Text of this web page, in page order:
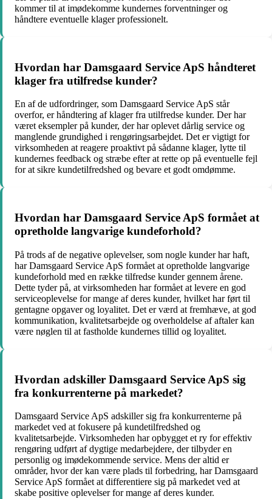
kommer til at imødekomme kundernes forventninger og
håndtere eventuelle klager professionelt.
Hvordan har Damsgaard Service ApS håndteret
klager fra utilfredse kunder?
En af de udfordringer, som Damsgaard Service ApS står
overfor, er håndtering af klager fra utilfredse kunder. Der har
været eksempler på kunder, der har oplevet dårlig service og
manglende grundighed i rengøringsarbejdet. Det er vigtigt for
virksomheden at reagere proaktivt på sådanne klager, lytte til
kundernes feedback og stræbe efter at rette op på eventuelle fejl
for at sikre kundetilfredshed og bevare et godt omdømme.
Hvordan har Damsgaard Service ApS formået at
opretholde langvarige kundeforhold?
På trods af de negative oplevelser, som nogle kunder har haft,
har Damsgaard Service ApS formået at opretholde langvarige
kundeforhold med en række tilfredse kunder gennem årene.
Dette tyder på, at virksomheden har formået at levere en god
serviceoplevelse for mange af deres kunder, hvilket har ført til
gentagne opgaver og loyalitet. Det er værd at fremhæve, at god
kommunikation, kvalitetsarbejde og overholdelse af aftaler kan
være nøglen til at fastholde kundernes tillid og loyalitet.
Hvordan adskiller Damsgaard Service ApS sig
fra konkurrenterne på markedet?
Damsgaard Service ApS adskiller sig fra konkurrenterne på
markedet ved at fokusere på kundetilfredshed og
kvalitetsarbejde. Virksomheden har opbygget et ry for effektiv
rengøring udført af dygtige medarbejdere, der tilbyder en
personlig og imødekommende service. Mens der altid er
områder, hvor der kan være plads til forbedring, har Damsgaard
Service ApS formået at differentiere sig på markedet ved at
skabe positive oplevelser for mange af deres kunder.